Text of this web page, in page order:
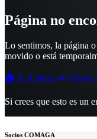
Página no
Lo sentimos, la página
movido o está
🏠 Ir al inicio ⬅️ Volver
Si crees que esto es un
Socios COMAGA